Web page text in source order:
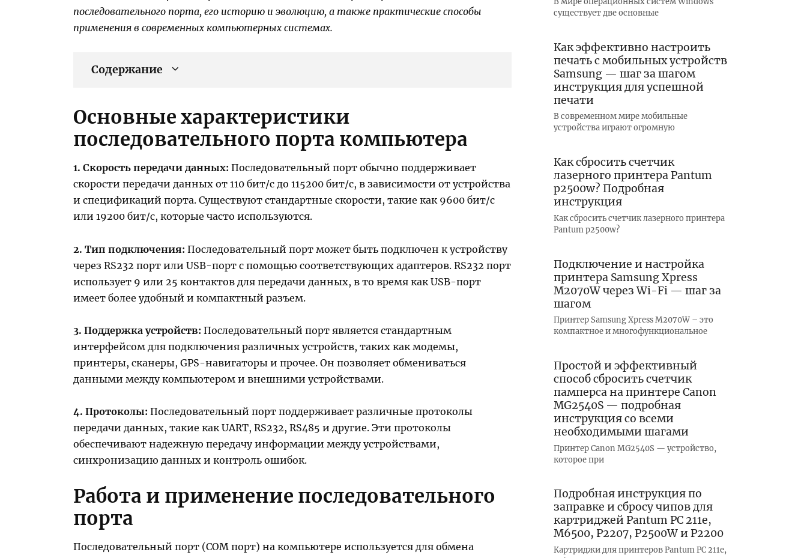
последовательного порта, его историю и эволюцию, а также практические способы
применения в современных компьютерных системах.
Содержание
Основные характеристики
последовательного порта компьютера
1. Скорость передачи данных: Последовательный порт обычно поддерживает
скорости передачи данных от 110 бит/с до 115200 бит/с, в зависимости от устройства
и спецификаций порта. Существуют стандартные скорости, такие как 9600 бит/с
или 19200 бит/с, которые часто используются.
2. Тип подключения: Последовательный порт может быть подключен к устройству
через RS232 порт или USB-порт с помощью соответствующих адаптеров. RS232 порт
использует 9 или 25 контактов для передачи данных, в то время как USB-порт
имеет более удобный и компактный разъем.
3. Поддержка устройств: Последовательный порт является стандартным
интерфейсом для подключения различных устройств, таких как модемы,
принтеры, сканеры, GPS-навигаторы и прочее. Он позволяет обмениваться
данными между компьютером и внешними устройствами.
4. Протоколы: Последовательный порт поддерживает различные протоколы
передачи данных, такие как UART, RS232, RS485 и другие. Эти протоколы
обеспечивают надежную передачу информации между устройствами,
синхронизацию данных и контроль ошибок.
Работа и применение последовательного
порта
Последовательный порт (COM порт) на компьютере используется для обмена
существует две основные
Как эффективно настроить
печать с мобильных устройств
Samsung — шаг за шагом
инструкция для успешной
печати
В современном мире мобильные
устройства играют огромную
Как сбросить счетчик
лазерного принтера Pantum
p2500w? Подробная
инструкция
Как сбросить счетчик лазерного принтера
Pantum p2500w?
Подключение и настройка
принтера Samsung Xpress
M2070W через Wi-Fi — шаг за
шагом
Принтер Samsung Xpress M2070W – это
компактное и многофункциональное
Простой и эффективный
способ сбросить счетчик
памперса на принтере Canon
MG2540S — подробная
инструкция со всеми
необходимыми шагами
Принтер Canon MG2540S — устройство,
которое при
Подробная инструкция по
заправке и сбросу чипов для
картриджей Pantum PC 211e,
M6500, P2207, P2500W и P2200
Картриджи для принтеров Pantum PC 211e,